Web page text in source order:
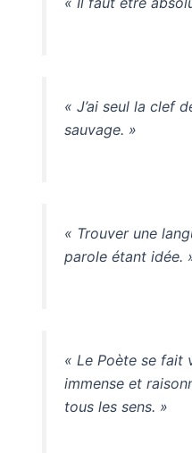
« J’ai seul la clef
sauvage. »
« Trouver une
parole étant idée.
« Le Poète se fait
immense et
tous les sens. »